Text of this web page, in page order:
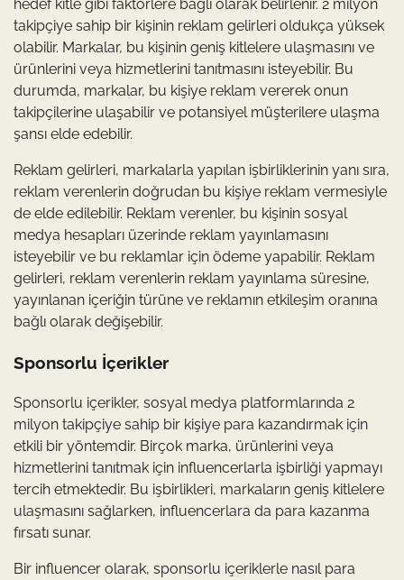
hedef kitle gibi faktörlere bağlı olarak belirlenir. 2 milyon
takipçiye sahip bir kişinin reklam gelirleri oldukça yüksek
olabilir. Markalar, bu kişinin geniş kitlelere ulaşmasını ve
ürünlerini veya hizmetlerini tanıtmasını isteyebilir. Bu
durumda, markalar, bu kişiye reklam vererek onun
takipçilerine ulaşabilir ve potansiyel müşterilere ulaşma
şansı elde edebilir.
Reklam gelirleri, markalarla yapılan işbirliklerinin yanı sıra,
reklam verenlerin doğrudan bu kişiye reklam vermesiyle
de elde edilebilir. Reklam verenler, bu kişinin sosyal
medya hesapları üzerinde reklam yayınlamasını
isteyebilir ve bu reklamlar için ödeme yapabilir. Reklam
gelirleri, reklam verenlerin reklam yayınlama süresine,
yayınlanan içeriğin türüne ve reklamın etkileşim oranına
bağlı olarak değişebilir.
Sponsorlu İçerikler
Sponsorlu içerikler, sosyal medya platformlarında 2
milyon takipçiye sahip bir kişiye para kazandırmak için
etkili bir yöntemdir. Birçok marka, ürünlerini veya
hizmetlerini tanıtmak için influencerlarla işbirliği yapmayı
tercih etmektedir. Bu işbirlikleri, markaların geniş kitlelere
ulaşmasını sağlarken, influencerlara da para kazanma
fırsatı sunar.
Bir influencer olarak, sponsorlu içeriklerle nasıl para